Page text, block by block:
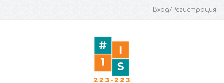
Вход/Регистрация